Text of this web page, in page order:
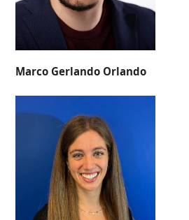
Marco Gerlando Orlando